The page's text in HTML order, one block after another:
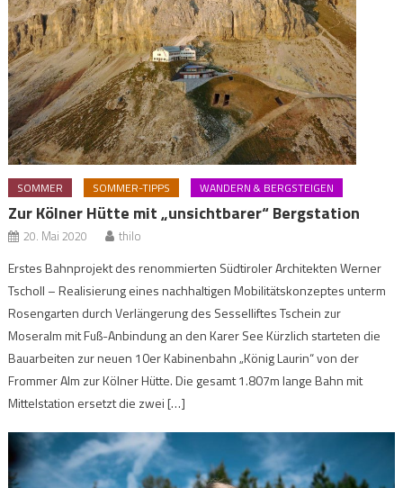
SOMMER SOMMER-TIPPS WANDERN & BERGSTEIGEN
Zur Kölner Hütte mit „unsichtbarer“ Bergstation
20. Mai 2020 thilo
Erstes Bahnprojekt des renommierten Südtiroler Architekten Werner
Tscholl – Realisierung eines nachhaltigen Mobilitätskonzeptes unterm
Rosengarten durch Verlängerung des Sesselliftes Tschein zur
Moseralm mit Fuß-Anbindung an den Karer See Kürzlich starteten die
Bauarbeiten zur neuen 10er Kabinenbahn „König Laurin“ von der
Frommer Alm zur Kölner Hütte. Die gesamt 1.807m lange Bahn mit
Mittelstation ersetzt die zwei […]